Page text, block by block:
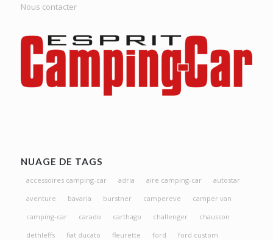
Nous contacter
NUAGE DE TAGS
accessoires camping-car adria aire camping-car
autostar
aventure
bavaria burstner campereve
camper van
camping-car
carado carthago challenger
chausson
dethleffs
fiat ducato fleurette ford
ford custom